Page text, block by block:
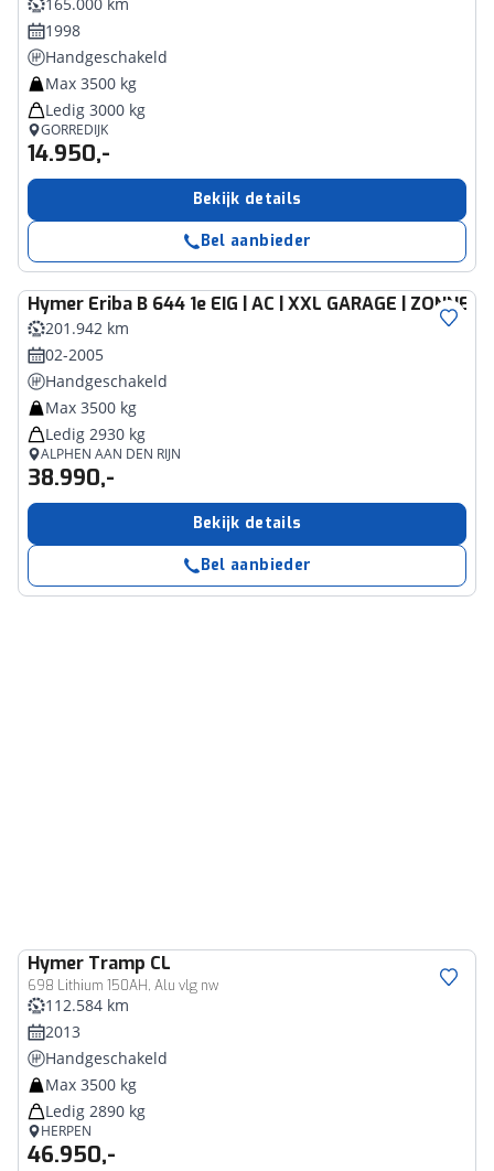
1998
Handgeschakeld
Max 3500 kg
Ledig 3000 kg
GORREDIJK
14.950,-
Bekijk details
Bel aanbieder
Hymer Eriba B 644 1e EIG | AC | XXL GARAGE |
201.942 km
02-2005
Handgeschakeld
Max 3500 kg
Ledig 2930 kg
ALPHEN AAN DEN RIJN
38.990,-
Bekijk details
Bel aanbieder
Hymer Tramp CL
698 Lithium 150AH, Alu vlg nw
112.584 km
2013
Handgeschakeld
Max 3500 kg
Ledig 2890 kg
HERPEN
46.950,-